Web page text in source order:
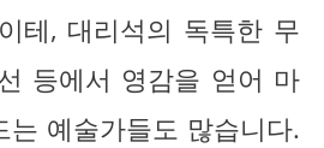
테, 대리석의 독특한 무
등에서 영감을 얻어 마
는 예술가들도 많습니다.